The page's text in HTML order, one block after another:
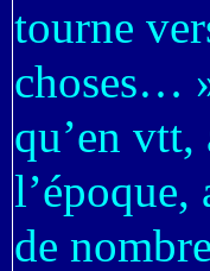
tourne
choses…
qu’en
l’époque,
de